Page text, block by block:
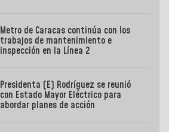
Metro de Caracas continúa con los
trabajos de mantenimiento e
inspección en la Línea 2
Presidenta (E) Rodríguez se reunió
con Estado Mayor Eléctrico para
abordar planes de acción